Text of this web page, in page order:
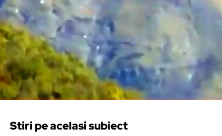
Stiri pe acelasi subiect